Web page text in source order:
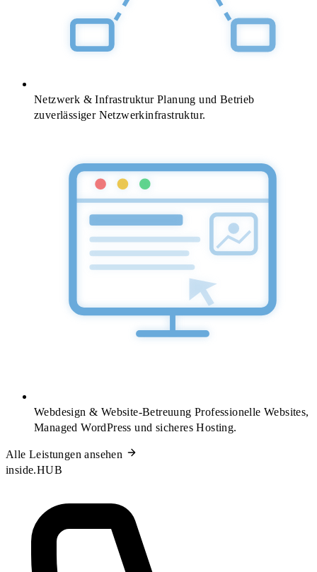
Netzwerk & Infrastruktur Planung und Betrieb
zuverlässiger Netzwerkinfrastruktur.
Webdesign & Website-Betreuung Professionelle Websites,
Managed WordPress und sicheres Hosting.
Alle Leistungen ansehen
inside.HUB